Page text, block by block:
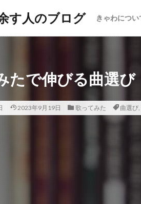
す人のブログ きゃわについ
たで伸びる曲選
2023年9月19日 歌ってみた 曲選び,